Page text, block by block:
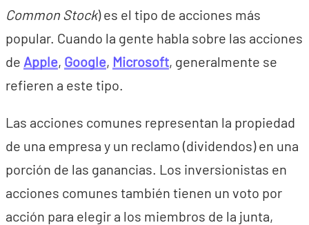
Common Stock) es el tipo de acciones más
popular. Cuando la gente habla sobre las acciones
de Apple, Google, Microsoft, generalmente se
refieren a este tipo.
Las acciones comunes representan la propiedad
de una empresa y un reclamo (dividendos) en una
porción de las ganancias. Los inversionistas en
acciones comunes también tienen un voto por
acción para elegir a los miembros de la junta,